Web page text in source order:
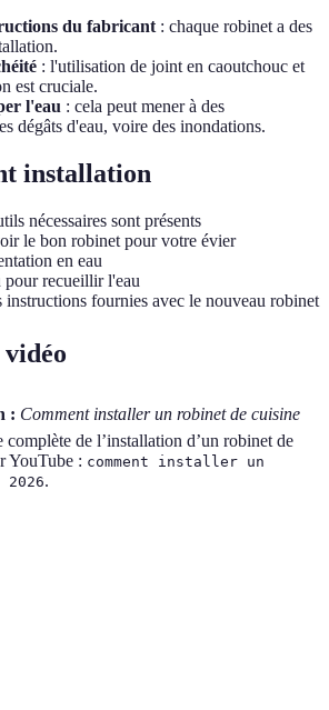
du fabricant : chaque robinet a des
: l'utilisation de joint en caoutchouc et
est cruciale.
l'eau : cela peut mener à des
dégâts d'eau, voire des inondations.
installation
nécessaires sont présents
le bon robinet pour votre évier
en eau
recueillir l'eau
instructions fournies avec le nouveau robinet
vidéo
: Comment installer un robinet de cuisine
complète de l’installation d’un robinet de
YouTube : comment installer un
.